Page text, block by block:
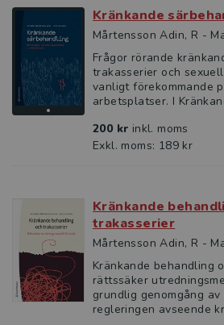
Kränkande
Mårtensson Adin, R -
Frågor rörande
trakasserier och
vanligt förekommande
arbetsplatser. I
200 kr inkl. moms
Exkl. moms: 189 kr
Kränkande
trakasserier
Mårtensson Adin, R -
Kränkande behandling
rättssäker
grundlig genomgång
regleringen avseende